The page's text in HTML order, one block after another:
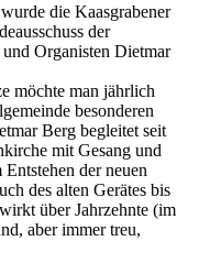
die Kaasgrabener
der
Organisten Dietmar
möchte man jährlich
besonderen
Berg begleitet seit
mit Gesang und
der neuen
des alten Gerätes bis
über Jahrzehnte (im
aber immer treu,